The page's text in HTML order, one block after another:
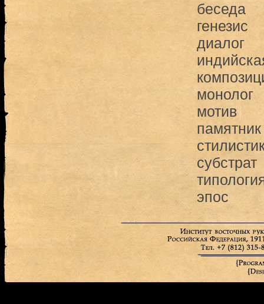
беседа
генезис
диалог
монолог
мотив
памятник
субстрат
эпос